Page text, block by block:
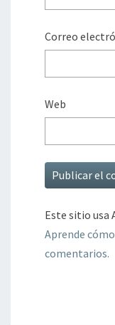
Correo
Web
Este sitio usa
Aprende
comentarios.